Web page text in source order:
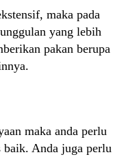
maka pada
yang lebih
pakan berupa
maka anda perlu
Anda juga perlu